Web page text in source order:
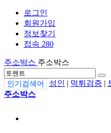
로그인
회원가입
정보찾기
접속 280
주소박스 주소박스
인기검색어 성인 | 먹튀검증 |
주소박스